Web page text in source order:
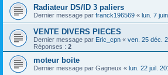
Radiateur DS/ID 3 paliers
Dernier message par franck196569 « lun. 7
VENTE DIVERS PIECES
Dernier message par Eric_cpn « ven. 25 déc.
Réponses : 2
moteur boite
Dernier message par Gagneux « lun. 22 juil.